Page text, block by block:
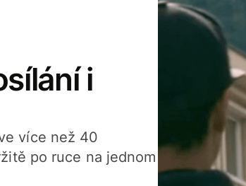
i
více než 40
po ruce na jednom